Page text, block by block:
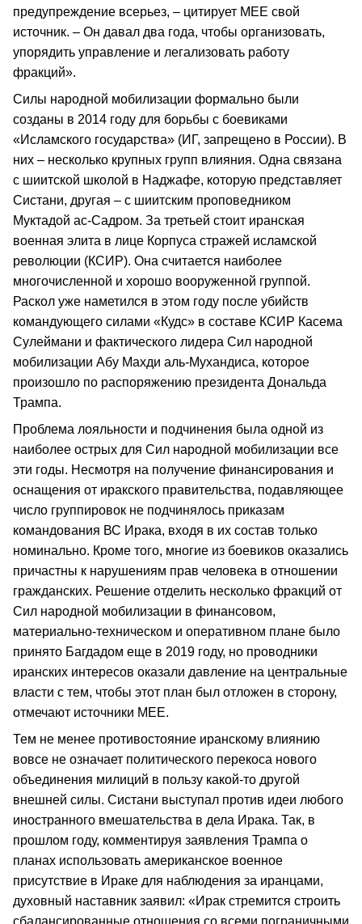
предупреждение всерьез, – цитирует MEE свой
источник. – Он давал два года, чтобы организовать,
упорядить управление и легализовать работу
фракций».
Силы народной мобилизации формально были
созданы в 2014 году для борьбы с боевиками
«Исламского государства» (ИГ, запрещено в России). В
них – несколько крупных групп влияния. Одна связана
с шиитской школой в Наджафе, которую представляет
Систани, другая – с шиитским проповедником
Муктадой ас-Садром. За третьей стоит иранская
военная элита в лице Корпуса стражей исламской
революции (КСИР). Она считается наиболее
многочисленной и хорошо вооруженной группой.
Раскол уже наметился в этом году после убийств
командующего силами «Кудс» в составе КСИР Касема
Сулеймани и фактического лидера Сил народной
мобилизации Абу Махди аль-Мухандиса, которое
произошло по распоряжению президента Дональда
Трампа.
Проблема лояльности и подчинения была одной из
наиболее острых для Сил народной мобилизации все
эти годы. Несмотря на получение финансирования и
оснащения от иракского правительства, подавляющее
число группировок не подчинялось приказам
командования ВС Ирака, входя в их состав только
номинально. Кроме того, многие из боевиков оказались
причастны к нарушениям прав человека в отношении
гражданских. Решение отделить несколько фракций от
Сил народной мобилизации в финансовом,
материально-техническом и оперативном плане было
принято Багдадом еще в 2019 году, но проводники
иранских интересов оказали давление на центральные
власти с тем, чтобы этот план был отложен в сторону,
отмечают источники MEE.
Тем не менее противостояние иранскому влиянию
вовсе не означает политического перекоса нового
объединения милиций в пользу какой-то другой
внешней силы. Систани выступал против идеи любого
иностранного вмешательства в дела Ирака. Так, в
прошлом году, комментируя заявления Трампа о
планах использовать американское военное
присутствие в Ираке для наблюдения за иранцами,
духовный наставник заявил: «Ирак стремится строить
сбалансированные отношения со всеми пограничными